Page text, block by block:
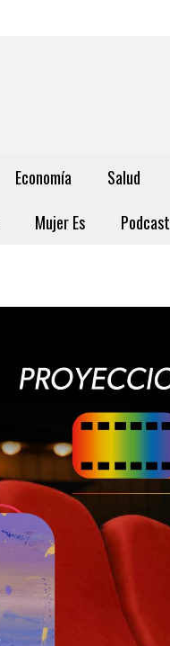
Economía Salud
Mujer Es Podcast